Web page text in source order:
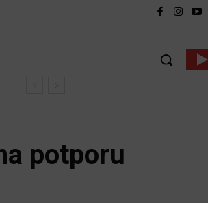
potporu